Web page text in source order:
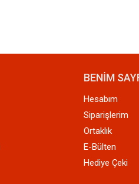
BENİM
Hesabım
Siparişlerim
Ortaklık
E-Bülten
Hediye Çeki